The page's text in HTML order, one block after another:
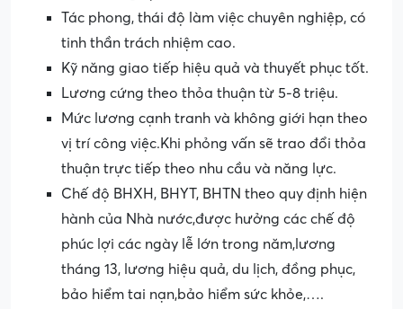
Tác phong, thái độ làm việc chuyên nghiệp, có
tinh thần trách nhiệm cao.
Kỹ năng giao tiếp hiệu quả và thuyết phục tốt.
Lương cứng theo thỏa thuận từ 5-8 triệu.
Mức lương cạnh tranh và không giới hạn theo
vị trí công việc.Khi phỏng vấn sẽ trao đổi thỏa
thuận trực tiếp theo nhu cầu và năng lực.
Chế độ BHXH, BHYT, BHTN theo quy định hiện
hành của Nhà nước,được hưởng các chế độ
phúc lợi các ngày lễ lớn trong năm,lương
tháng 13, lương hiệu quả, du lịch, đồng phục,
bảo hiểm tai nạn,bảo hiểm sức khỏe,….